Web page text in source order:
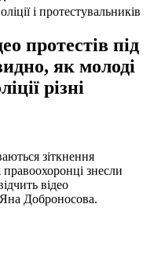
і протестувальників
протестів під
як молоді
різні
зіткнення
знесли
відео
Доброносова.